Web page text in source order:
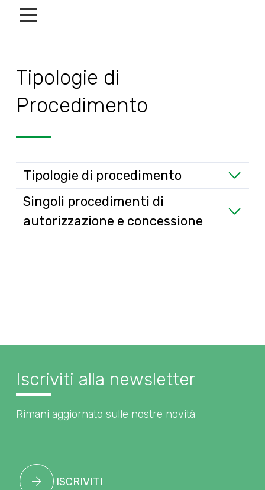
Tipologie di
Procedimento
Tipologie di procedimento
Singoli procedimenti di
autorizzazione e concessione
Iscriviti alla newsletter
Rimani aggiornato sulle nostre novità
ISCRIVITI